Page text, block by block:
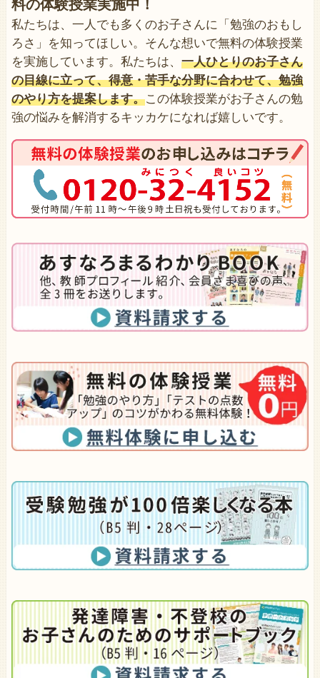
料の体験授業実施中！
私たちは、一人でも多くのお子さんに「勉強のおもし
ろさ」を知ってほしい。そんな想いで無料の体験授業
を実施しています。私たちは、 一人ひとりのお子さん
の目線に立って、得意・苦手な分野に合わせて、勉強
のやり方を提案します。この体験授業がお子さんの勉
強の悩みを解消するキッカケになれば嬉しいです。